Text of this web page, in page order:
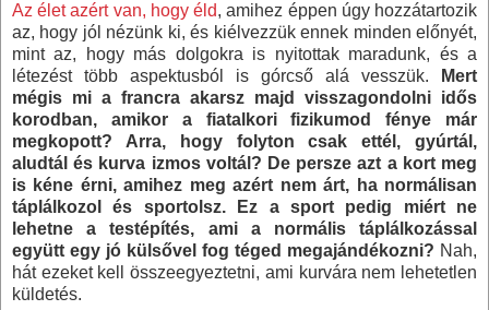
Az élet azért van, hogy éld, amihez éppen úgy hozzátartozik
az, hogy jól nézünk ki, és kiélvezzük ennek minden előnyét,
mint az, hogy más dolgokra is nyitottak maradunk, és a
létezést több aspektusból is górcső alá vesszük.
Mert
mégis mi a francra akarsz majd visszagondolni idős
korodban, amikor a fiatalkori fizikumod fénye már
megkopott? Arra, hogy folyton csak ettél, gyúrtál,
aludtál és kurva izmos voltál? De persze azt a kort meg
is kéne érni, amihez meg azért nem árt, ha normálisan
táplálkozol és sportolsz. Ez a sport pedig miért ne
lehetne a testépítés, ami a normális táplálkozással
együtt egy jó külsővel fog téged megajándékozni? Nah,
hát ezeket kell összeegyeztetni, ami kurvára nem lehetetlen
küldetés.